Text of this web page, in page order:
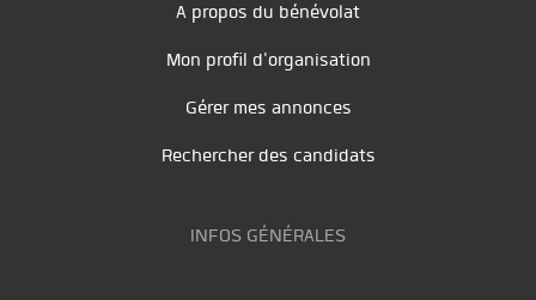
A propos du bénévolat
Mon profil d'organisation
Gérer mes annonces
Rechercher des candidats
INFOS GÉNÉRALES